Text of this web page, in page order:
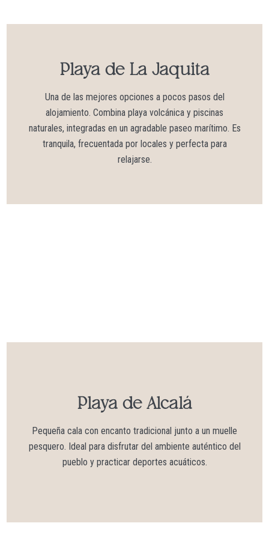
Playa de La Jaquita​
Una de las mejores opciones a pocos pasos del
alojamiento. Combina playa volcánica y piscinas
naturales, integradas en un agradable paseo marítimo. Es
tranquila, frecuentada por locales y perfecta para
relajarse.
Playa de Alcalá
Pequeña cala con encanto tradicional junto a un muelle
pesquero. Ideal para disfrutar del ambiente auténtico del
pueblo y practicar deportes acuáticos.